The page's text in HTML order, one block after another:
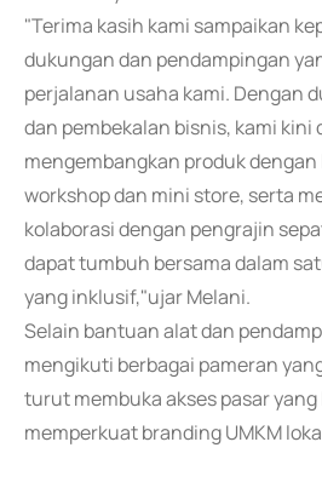
"Terima kasih kami sampaikan
dukungan dan pendampingan
perjalanan usaha kami. Dengan
dan pembekalan bisnis, kami kini
mengembangkan produk
workshop dan mini store, serta
kolaborasi dengan pengrajin
dapat tumbuh bersama dalam
yang inklusif,"ujar Melani.
Selain bantuan alat dan
mengikuti berbagai pameran
turut membuka akses pasar
memperkuat branding UMKM